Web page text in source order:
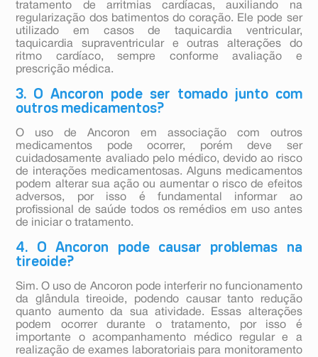
tratamento de arritmias cardíacas, auxiliando na
regularização dos batimentos do coração. Ele pode ser
utilizado em casos de taquicardia ventricular,
taquicardia supraventricular e outras alterações do
ritmo cardíaco, sempre conforme avaliação e
prescrição médica.
3. O Ancoron pode ser tomado junto com
outros medicamentos?
O uso de Ancoron em associação com outros
medicamentos pode ocorrer, porém deve ser
cuidadosamente avaliado pelo médico, devido ao risco
de interações medicamentosas. Alguns medicamentos
podem alterar sua ação ou aumentar o risco de efeitos
adversos, por isso é fundamental informar ao
profissional de saúde todos os remédios em uso antes
de iniciar o tratamento.
4. O Ancoron pode causar problemas na
tireoide?
Sim. O uso de Ancoron pode interferir no funcionamento
da glândula tireoide, podendo causar tanto redução
quanto aumento da sua atividade. Essas alterações
podem ocorrer durante o tratamento, por isso é
importante o acompanhamento médico regular e a
realização de exames laboratoriais para monitoramento